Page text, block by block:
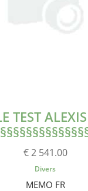
TEST
€ 2 541.00
Divers
MEMO FR